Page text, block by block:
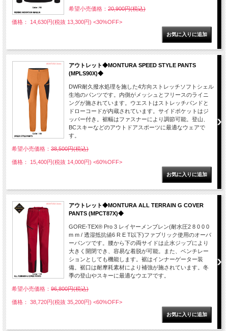
希望小売価格： 20,900円(税込)
価格： 14,630円(税抜 13,300円) <30%OFF>
アウトレット◆MONTURA SPEED STYLE PANTS
(MPLS90X)◆
DWR耐久撥水処理を施した4方向ストレッチソフトシェル
生地のパンツです。内側がメッシュとフリースのライニ
ングが施されています。ウエストはストレッチバンドと
ドローコードが内蔵されています。サイドポケットはジ
ッパー付き。裾幅はファスナーにより調節可能。登山、
BCスキーなどのアウトドアスポーツに最適なウェアで
す。
希望小売価格： 38,500円(税込)
価格： 15,400円(税抜 14,000円) <60%OFF>
アウトレット◆MONTURA ALL TERRAIN G COVER
PANTS (MPCT87X)◆
GORE-TEX® Pro 3 レイヤーメンブレン(耐水圧2 8 0 0 0
m m / 透湿抵抗値6 R E T以下)ファブリック使用のオーバ
ーパンツです。腰から下の両サイドは止水ジップにより
大きく開閉でき、容易な着脱が可能。また、ベンチレー
ションとしても機能します。裾はインナーゲーター装
備。裾口は耐摩耗素材により補強が施されています。冬
季の登山やスキーに最適なウエアです。
希望小売価格： 96,800円(税込)
価格： 38,720円(税抜 35,200円) <60%OFF>